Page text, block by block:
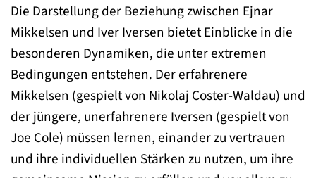
Die Darstellung der Beziehung zwischen Ejnar
Mikkelsen und Iver Iversen bietet Einblicke in die
besonderen Dynamiken, die unter extremen
Bedingungen entstehen. Der erfahrenere
Mikkelsen (gespielt von Nikolaj Coster-Waldau) und
der jüngere, unerfahrenere Iversen (gespielt von
Joe Cole) müssen lernen, einander zu vertrauen
und ihre individuellen Stärken zu nutzen, um ihre